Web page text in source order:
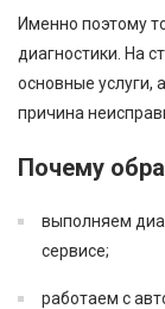
Именно поэтому
диагностики. На
основные услуги,
причина
Почему
выполняем
сервисе;
работаем с